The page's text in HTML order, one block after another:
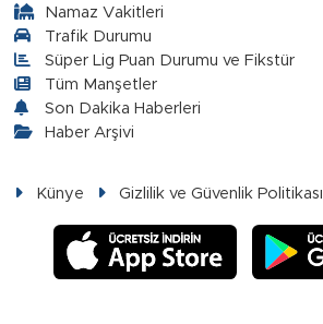
Namaz Vakitleri
Trafik Durumu
Süper Lig Puan Durumu ve Fikstür
Tüm Manşetler
Son Dakika Haberleri
Haber Arşivi
Künye Gizlilik ve Güvenlik Politikası